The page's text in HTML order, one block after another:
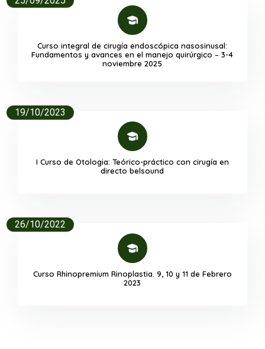
Curso integral de cirugía endoscópica nasosinusal:
Fundamentos y avances en el manejo quirúrgico – 3-4
noviembre 2025
I Curso de Otologia: Teórico-práctico con cirugía en
directo belsound
19/10/2023
Curso Rhinopremium Rinoplastia. 9, 10 y 11 de Febrero
2023
26/10/2022